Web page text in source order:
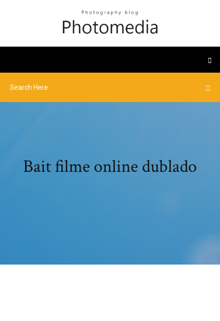
Bait filme online dublado